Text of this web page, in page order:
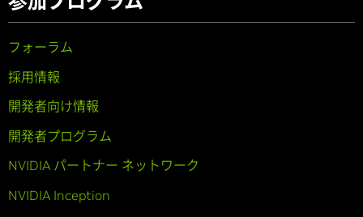
フォーラム
採用情報
開発者向け情報
開発者プログラム
NVIDIA パートナー ネットワーク
NVIDIA Inception